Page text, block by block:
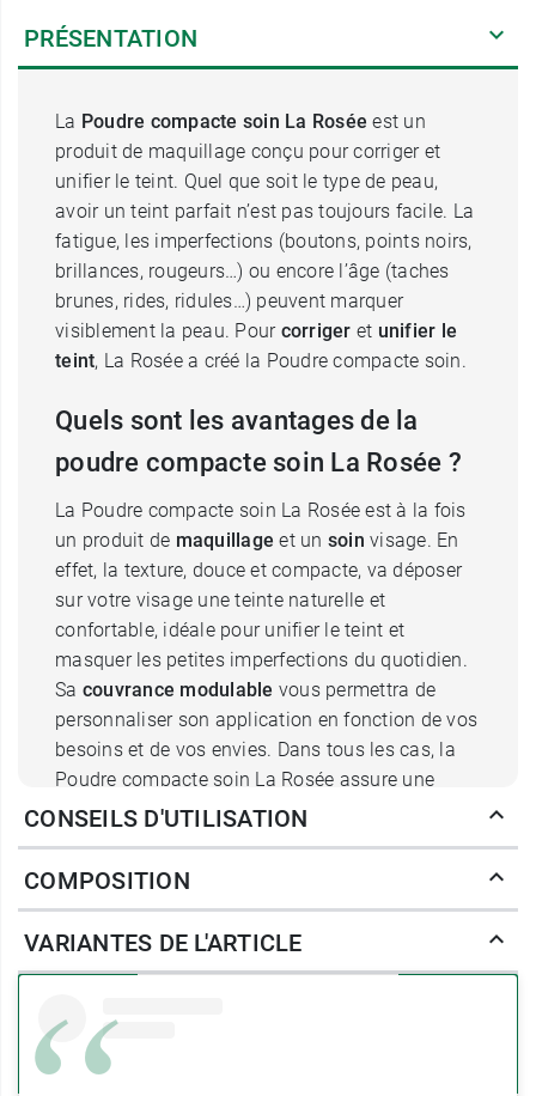
PRÉSENTATION
La Poudre compacte soin La Rosée est un
produit de maquillage conçu pour corriger et
unifier le teint. Quel que soit le type de peau,
avoir un teint parfait n’est pas toujours facile. La
fatigue, les imperfections (boutons, points noirs,
brillances, rougeurs…) ou encore l’âge (taches
brunes, rides, ridules…) peuvent marquer
visiblement la peau. Pour corriger et unifier le
teint, La Rosée a créé la Poudre compacte soin.
Quels sont les avantages de la
poudre compacte soin La Rosée ?
La Poudre compacte soin La Rosée est à la fois
un produit de maquillageet un soin visage. En
effet, la texture, douce et compacte, va déposer
sur votre visage une teinte naturelle et
confortable, idéale pour unifier le teint et
masquer les petites imperfections du quotidien.
Sa couvrance modulable vous permettra de
personnaliser son application en fonction de vos
besoins et de vos envies. Dans tous les cas, la
Poudre compacte soin La Rosée assure une
tenue longue duréepour maintenir votre teint
également disponible en
Quel est le secret la Poudre
La Poudre compacte soin La Rosée n’est pas une
simple poudre de maquillage. Elle est formulée
CONSEILS D'UTILISATION
COMPOSITION
VARIANTES DE L'ARTICLE